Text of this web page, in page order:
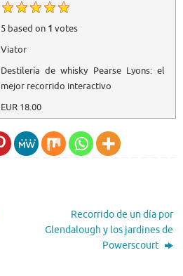
5based on 1 votes
Viator
Destilería de whisky Pearse Lyons: el
mejor recorrido interactivo
EUR18.00
Recorrido de un día por
Glendalough y los jardines de
Powerscourt